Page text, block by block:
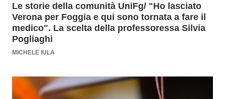
Le storie della comunità UniFg/ "Ho lasciato
Verona per Foggia e qui sono tornata a fare il
medico". La scelta della professoressa Silvia
Pogliaghi
MICHELE IULA